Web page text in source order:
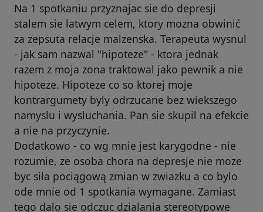
Na 1 spotkaniu przyznajac sie do depresji
stalem sie latwym celem, ktory mozna obwinić
za zepsuta relacje malzenska. Terapeuta wysnul
- jak sam nazwal "hipoteze" - ktora jednak
razem z moja zona traktowal jako pewnik a nie
hipoteze. Hipoteze co so ktorej moje
kontrargumety byly odrzucane bez wiekszego
namyslu i wysluchania. Pan sie skupil na efekcie
a nie na przyczynie.
Dodatkowo - co wg mnie jest karygodne - nie
rozumie, ze osoba chora na depresje nie moze
byc siła pociągową zmian w zwiazku a co bylo
ode mnie od 1 spotkania wymagane. Zamiast
tego dalo sie odczuc dzialania stereotypowe